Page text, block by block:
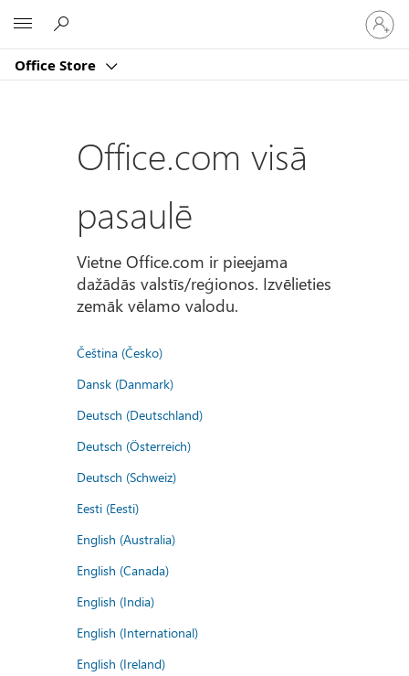
Office Store
savā
kontā
Office.com visā
pasaulē
Vietne Office.com ir pieejama
dažādās valstīs/reģionos. Izvēlieties
zemāk vēlamo valodu.
Čeština (Česko)
Dansk (Danmark)
Deutsch (Deutschland)
Deutsch (Österreich)
Deutsch (Schweiz)
Eesti (Eesti)
English (Australia)
English (Canada)
English (India)
English (International)
English (Ireland)